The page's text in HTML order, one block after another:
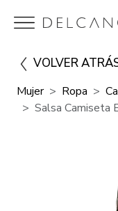
VOLVER
Mujer Ropa
Salsa Camiseta